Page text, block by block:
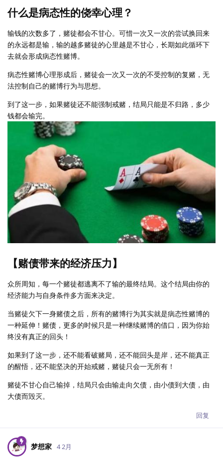
什么是病态性的侥幸心理？
输钱的次数多了，赌徒都会不甘心。可惜一次又一次的尝试换回来
的永远都是输，输的越多赌徒的心里越是不甘心，长期如此循环下
去就会形成病态性赌博。
病态性赌博心理形成后，赌徒会一次又一次的不受控制的复赌，无
法控制自己的赌博行为与思想。
到了这一步，如果赌徒还不能强制戒赌，结局只能是不归路，多少
钱都会输完。
【赌债带来的经济压力】
众所周知，每一个赌徒都逃离不了输的最终结局。这个结局由你的
经济能力与自身条件多方面来决定。
当赌徒欠下一身赌债之后，所有的赌博行为其实就是病态性赌博的
一种延伸！赌债，更多的时候只是一种继续赌博的借口，因为你始
终没有真正的回头！
如果到了这一步，还不能看破赌局，还不能回头是岸，还不能真正
的醒悟，还不能坚决的开始戒赌，赌徒只会一无所有！
赌徒不甘心自己输掉，结局只会由输走向欠债，由小债到大债，由
大债而毁灭。
回复
梦想家 4 2月